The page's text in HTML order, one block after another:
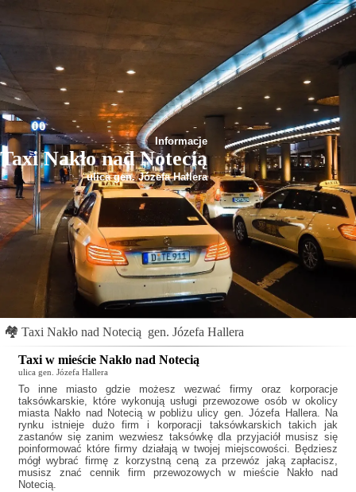
Informacje
Taxi Nakło nad Notecią
ulica gen. Józefa Hallera
🏘 Taxi Nakło nad Notecią gen. Józefa Hallera
Taxi w mieście Nakło nad Notecią
ulica gen. Józefa Hallera
To inne miasto gdzie możesz wezwać firmy oraz korporacje
taksówkarskie, które wykonują usługi przewozowe osób w okolicy
miasta Nakło nad Notecią w pobliżu ulicy gen. Józefa Hallera. Na
rynku istnieje dużo firm i korporacji taksówkarskich takich jak
zastanów się zanim wezwiesz taksówkę dla przyjaciół musisz się
poinformować które firmy działają w twojej miejscowości. Będziesz
mógł wybrać firmę z korzystną ceną za przewóz jaką zapłacisz,
musisz znać cennik firm przewozowych w mieście Nakło nad
Notecią.